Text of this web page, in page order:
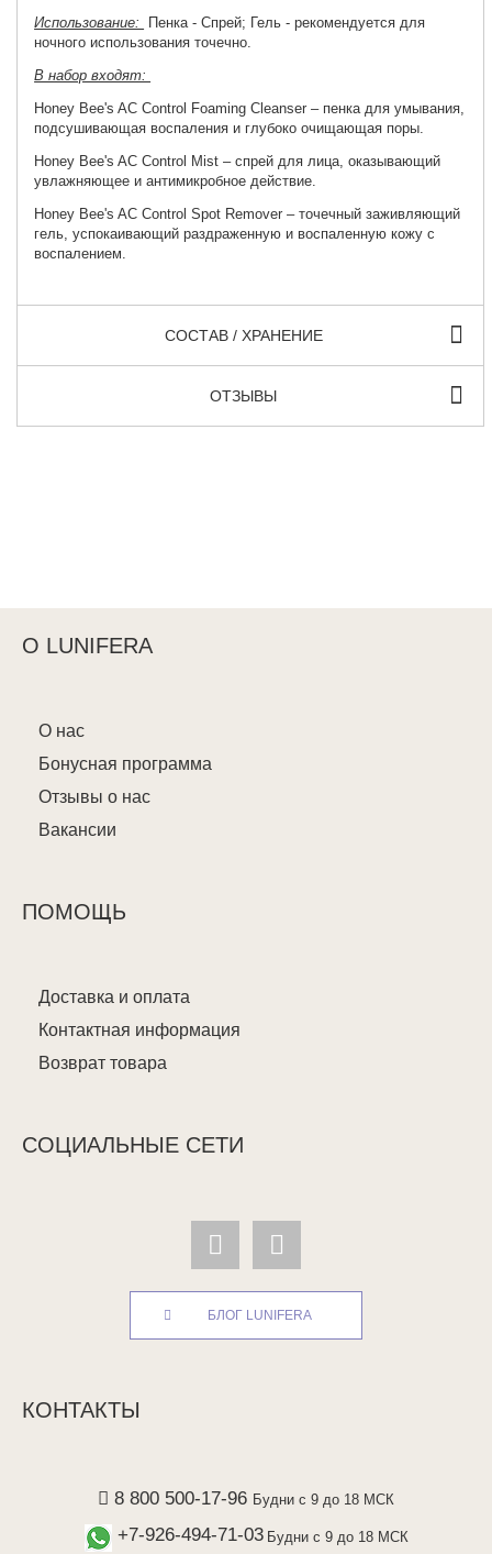
Использование:
Пенка - Спрей; Гель - рекомендуется для
ночного использования точечно.
В набор входят:
Honey Bee's AC Control Foaming Cleanser – пенка для умывания,
подсушивающая воспаления и глубоко очищающая поры.
Honey Bee's AC Control Mist – спрей для лица, оказывающий
увлажняющее и антимикробное действие.
Honey Bee's AC Control Spot Remover – точечный заживляющий
гель, успокаивающий раздраженную и воспаленную кожу с
воспалением.
СОСТАВ / ХРАНЕНИЕ
ОТЗЫВЫ
О LUNIFERA
О нас
Бонусная программа
Отзывы о нас
Вакансии
ПОМОЩЬ
Доставка и оплата
Контактная информация
Возврат товара
СОЦИАЛЬНЫЕ СЕТИ
БЛОГ LUNIFERA
КОНТАКТЫ
8 800 500-17-96 Будни с 9 до 18 МСК
+7-926-494-71-03 Будни с 9 до 18 МСК